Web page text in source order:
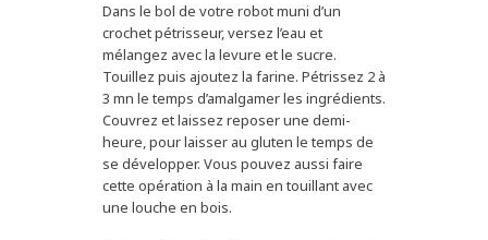
Dans le bol de votre robot muni d’un
crochet pétrisseur, versez l’eau et
mélangez avec la levure et le sucre.
Touillez puis ajoutez la farine. Pétrissez 2 à
3 mn le temps d’amalgamer les ingrédients.
Couvrez et laissez reposer une demi-
heure, pour laisser au gluten le temps de
se développer. Vous pouvez aussi faire
cette opération à la main en touillant avec
une louche en bois.